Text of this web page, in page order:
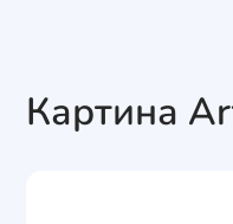
Картина